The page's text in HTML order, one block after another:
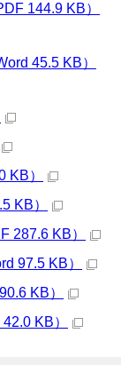
144.9 KB）
45.5 KB）
KB）
KB）
287.6 KB）
97.5 KB）
KB）
KB）